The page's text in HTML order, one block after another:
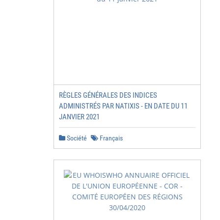
RÈGLES GÉNÉRALES DES INDICES
ADMINISTRÉS PAR NATIXIS - EN DATE DU 11
JANVIER 2021
Société Français